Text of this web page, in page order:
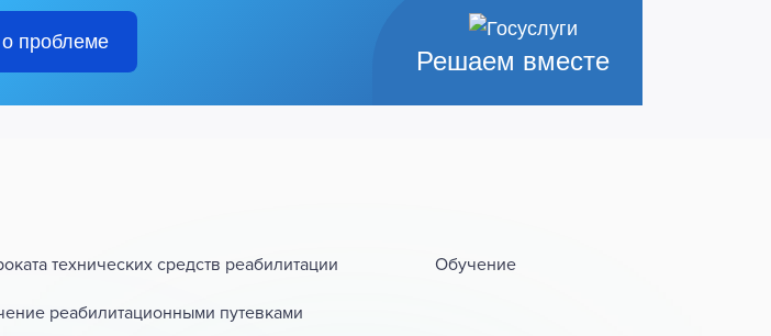
Решаем вместе
проблеме
технических средств реабилитации
реабилитационными путевками
Обучение